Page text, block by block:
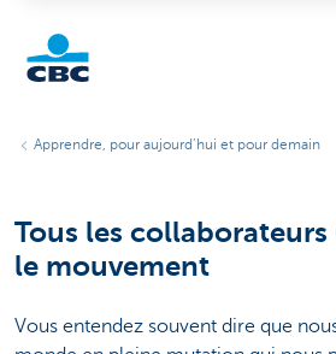
Apprendre, pour aujourd’hui et pour demain
Tous les collaborateurs
le mouvement
Vous entendez souvent dire que